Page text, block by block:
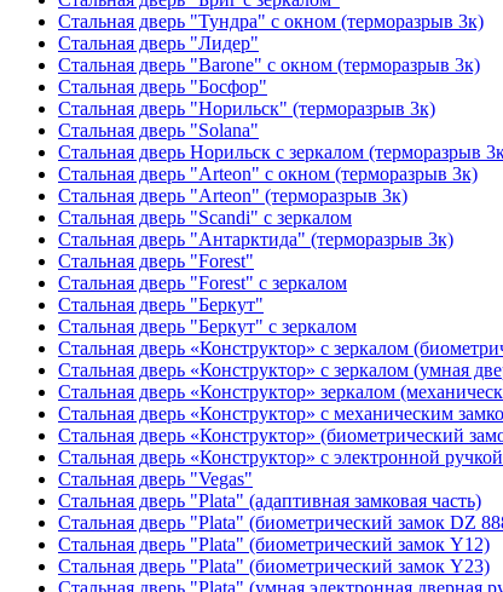
Стальная дверь "Тундра" с окном (терморазрыв 3к)
Стальная дверь "Лидер"
Стальная дверь "Barone" с окном (терморазрыв 3к)
Стальная дверь "Босфор"
Стальная дверь "Норильск" (терморазрыв 3к)
Стальная дверь "Solana"
Стальная дверь Норильск с зеркалом (терморазрыв
Стальная дверь "Arteon" с окном (терморазрыв 3к)
Стальная дверь "Arteon" (терморазрыв 3к)
Стальная дверь "Scandi" с зеркалом
Стальная дверь "Антарктида" (терморазрыв 3к)
Стальная дверь "Forest"
Стальная дверь "Forest" с зеркалом
Стальная дверь "Беркут"
Стальная дверь "Беркут" с зеркалом
Стальная дверь «Конструктор» с зеркалом
Стальная дверь «Конструктор» с зеркалом (умная
Стальная дверь «Конструктор» зеркалом
Стальная дверь «Конструктор» с механическим
Стальная дверь «Конструктор» (биометрический
Стальная дверь «Конструктор» с электронной
Стальная дверь "Vegas"
Стальная дверь "Plata" (адаптивная замковая часть)
Стальная дверь "Plata" (биометрический замок DZ
Стальная дверь "Plata" (биометрический замок Y12)
Стальная дверь "Plata" (биометрический замок Y23)